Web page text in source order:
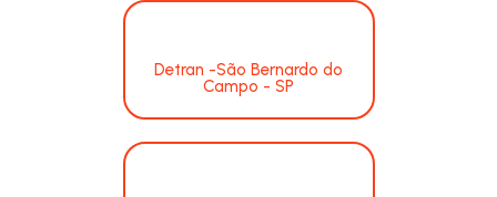
Detran -São Bernardo do
Campo - SP